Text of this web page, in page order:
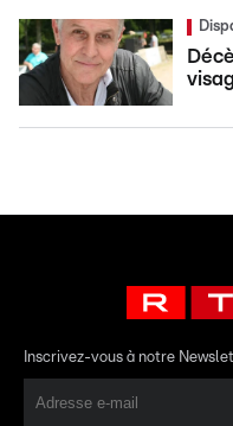
Inscrivez-vous à notre